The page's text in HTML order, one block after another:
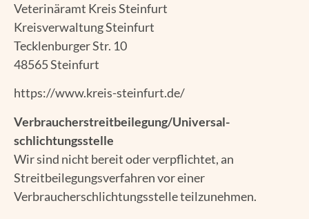
Veterinäramt Kreis Steinfurt
Kreisverwaltung Steinfurt
Tecklenburger Str. 10
48565 Steinfurt
https://www.kreis-steinfurt.de/
Verbraucher­streit­beilegung/Universal­
schlichtungs­stelle
Wir sind nicht bereit oder verpflichtet, an
Streitbeilegungsverfahren vor einer
Verbraucherschlichtungsstelle teilzunehmen.